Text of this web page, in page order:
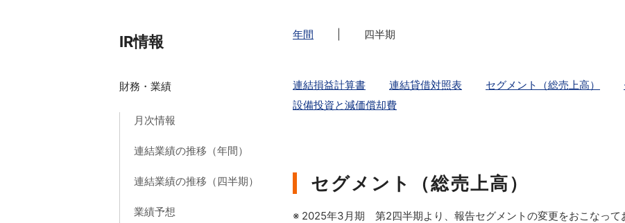
IR情報
財務・業績
月次情報
連結業績の推移（年間）
連結業績の推移（四半期）
業績予想
年間 四半期
連結損益計算書 連結貸借対照表 セグメント（総売上高）
設備投資と減価償却費
セグメント（総売上高）
※ 2025年3月期 第2四半期より、報告セグメントの変更をおこなって